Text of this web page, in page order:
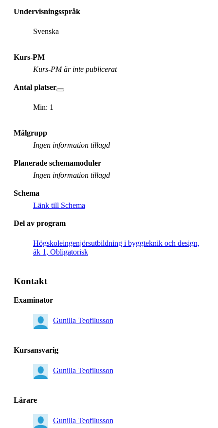
Undervisningsspråk
Svenska
Kurs-PM
Kurs-PM är inte publicerat
Antal platser
Min: 1
Målgrupp
Ingen information tillagd
Planerade schemamoduler
Ingen information tillagd
Schema
Länk till Schema
Del av program
Högskoleingenjörsutbildning i byggteknik och design,
åk 1, Obligatorisk
Kontakt
Examinator
Gunilla Teofilusson
Kursansvarig
Gunilla Teofilusson
Lärare
Gunilla Teofilusson